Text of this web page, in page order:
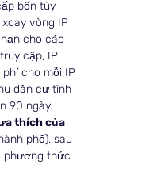
bốn tùy
vòng IP
cho các
cập, IP
cho mỗi IP
dân cư tĩnh
90 ngày.
thích của
phố), sau
phương thức